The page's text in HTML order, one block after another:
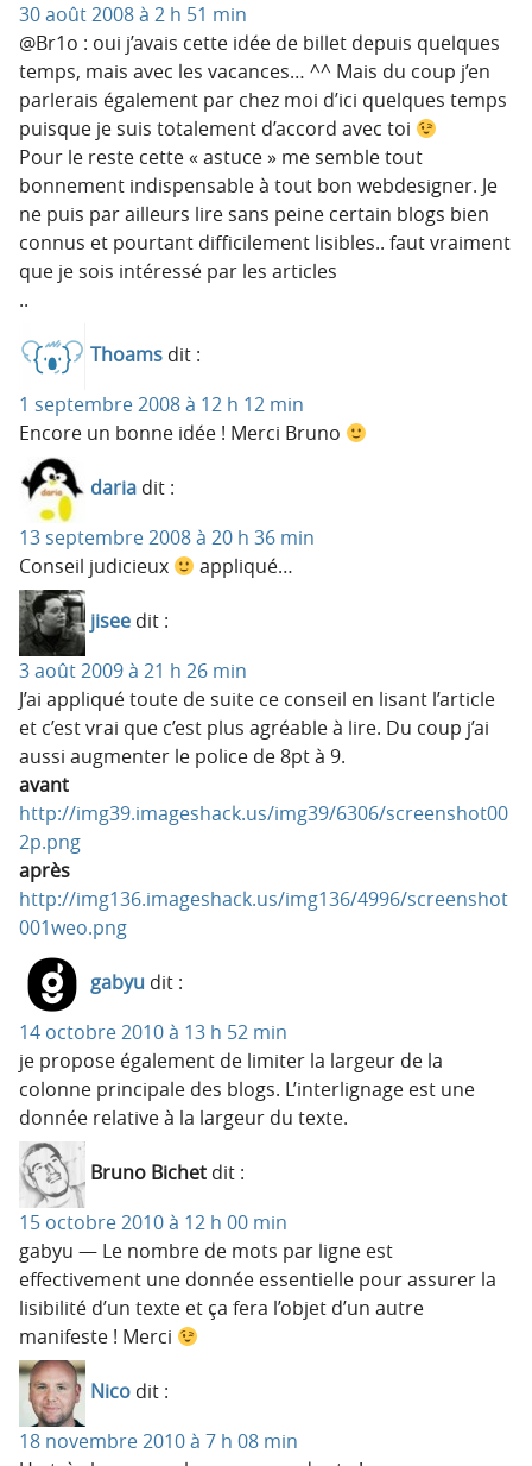
30 août 2008 à 2 h 51 min
@Br1o : oui j’avais cette idée de billet depuis quelques
temps, mais avec les vacances… ^^ Mais du coup j’en
parlerais également par chez moi d’ici quelques temps
puisque je suis totalement d’accord avec toi
Pour le reste cette « astuce » me semble tout
bonnement indispensable à tout bon webdesigner. Je
ne puis par ailleurs lire sans peine certain blogs bien
connus et pourtant difficilement lisibles.. faut vraiment
que je sois intéressé par les articles
..
Thoams dit :
1 septembre 2008 à 12 h 12 min
Encore un bonne idée ! Merci Bruno
daria dit :
13 septembre 2008 à 20 h 36 min
Conseil judicieux
appliqué…
jisee dit :
3 août 2009 à 21 h 26 min
J’ai appliqué toute de suite ce conseil en lisant l’article
et c’est vrai que c’est plus agréable à lire. Du coup j’ai
aussi augmenter le police de 8pt à 9.
avant
http://img39.imageshack.us/img39/6306/screenshot00
2p.png
après
http://img136.imageshack.us/img136/4996/screenshot
001weo.png
gabyu dit :
14 octobre 2010 à 13 h 52 min
je propose également de limiter la largeur de la
colonne principale des blogs. L’interlignage est une
donnée relative à la largeur du texte.
Bruno Bichet dit :
15 octobre 2010 à 12 h 00 min
gabyu — Le nombre de mots par ligne est
effectivement une donnée essentielle pour assurer la
lisibilité d’un texte et ça fera l’objet d’un autre
manifeste ! Merci
Nico dit :
18 novembre 2010 à 7 h 08 min